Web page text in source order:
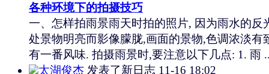
各种环境下的拍摄技巧
一、怎样拍雨景雨天时拍的照片, 因为雨水的反
处景物明亮而影像朦胧,画面的景物,色调浓淡有
有一番风味. 拍摄雨景时,要注意以下几点: 1. 雨
太湖俊杰 发表了新日志 11-16 18:02